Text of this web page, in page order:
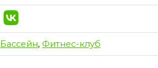
Бассейн, Фитнес-клуб